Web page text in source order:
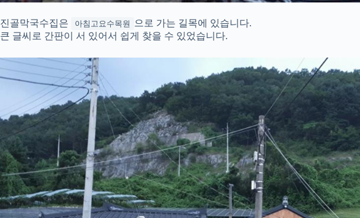
진골막국수집은 아침고요수목원
으로 가는 길목에 있습니다.
큰 글씨로 간판이 서 있어서 쉽게 찾을 수 있었습니다.